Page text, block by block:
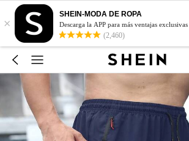
×
SHEIN-MODA DE ROPA
Descarga la APP para más ventajas exclusivas
(2,460)